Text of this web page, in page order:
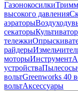
Газонокосилки
высокого давления
аэраторы
секаторы
тележки
райдеры
моторыИнструмент
устройстваПылесосы
вольтGreenworks 40
вольтАксессуары